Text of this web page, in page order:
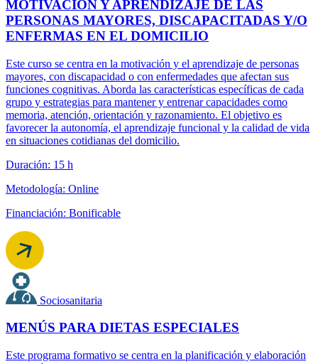
MOTIVACIÓN Y APRENDIZAJE DE LAS
PERSONAS MAYORES, DISCAPACITADAS Y/O
ENFERMAS EN EL DOMICILIO
Este curso se centra en la motivación y el aprendizaje de personas
mayores, con discapacidad o con enfermedades que afectan sus
funciones cognitivas. Aborda las características específicas de cada
grupo y estrategias para mantener y entrenar capacidades como
memoria, atención, orientación y razonamiento. El objetivo es
favorecer la autonomía, el aprendizaje funcional y la calidad de vida
en situaciones cotidianas del domicilio.
Duración: 15 h
Metodología: Online
Financiación: Bonificable
Sociosanitaria
MENÚS PARA DIETAS ESPECIALES
Este programa formativo se centra en la planificación y elaboración